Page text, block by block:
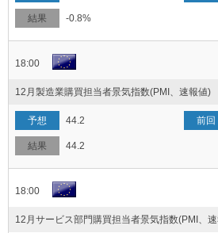
-0.8%
18:00
12月製造業購買担当者景気指数(PMI、速報値)
44.2
44.2
18:00
12月サービス部門購買担当者景気指数(PMI、